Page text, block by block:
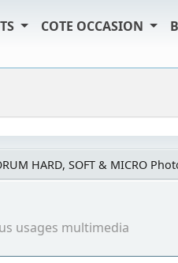
COTE OCCASION
HARD, SOFT & MICRO
usages multimedia